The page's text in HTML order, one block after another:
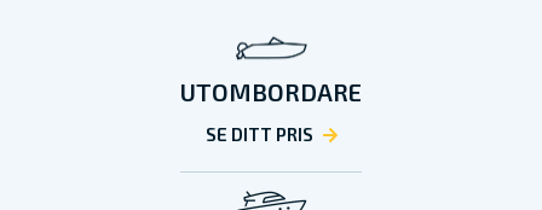
UTOMBORDARE
SE DITT PRIS